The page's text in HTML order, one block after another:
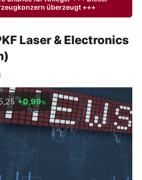
überzeugt +++
Laser & Electronics
+0,99%